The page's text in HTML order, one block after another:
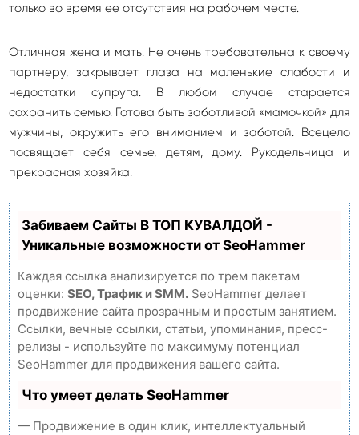
только во время ее отсутствия на рабочем месте.
Отличная жена и мать. Не очень требовательна к своему
партнеру, закрывает глаза на маленькие слабости и
недостатки супруга. В любом случае старается
сохранить семью. Готова быть заботливой «мамочкой» для
мужчины, окружить его вниманием и заботой. Всецело
посвящает себя семье, детям, дому. Рукодельница и
прекрасная хозяйка.
Забиваем Сайты В ТОП КУВАЛДОЙ -
Уникальные возможности от SeoHammer
Каждая ссылка анализируется по трем пакетам
оценки: SEO, Трафик и SMM. SeoHammer делает
продвижение сайта прозрачным и простым занятием.
Ссылки, вечные ссылки, статьи, упоминания, пресс-
релизы - используйте по максимуму потенциал
SeoHammer для продвижения вашего сайта.
Что умеет делать SeoHammer
— Продвижение в один клик, интеллектуальный